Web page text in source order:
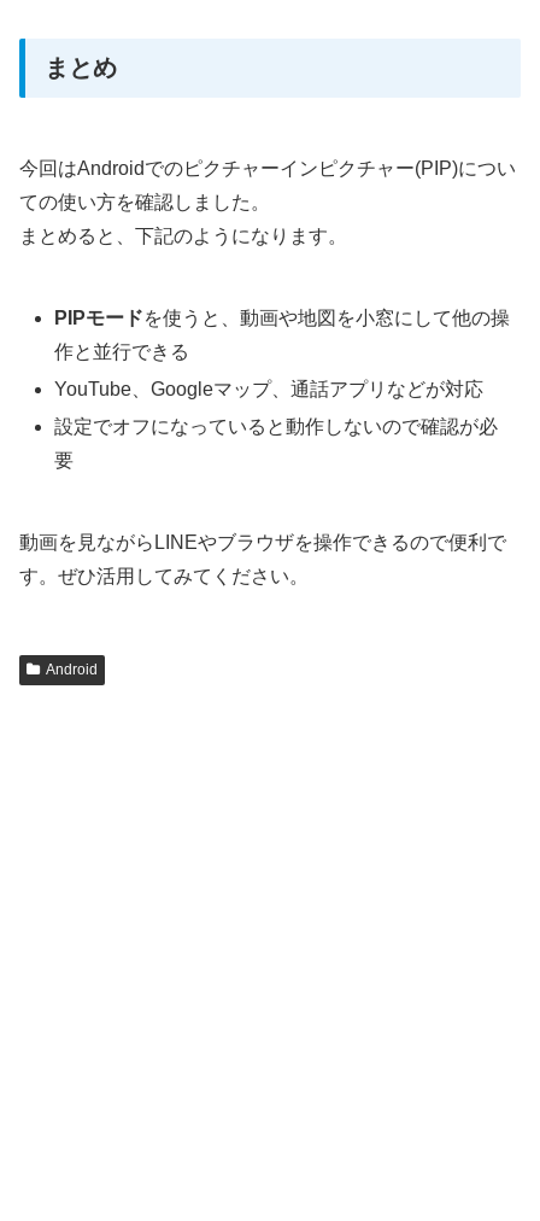
まとめ
今回はAndroidでのピクチャーインピクチャー(PIP)につい
ての使い方を確認しました。
まとめると、下記のようになります。
PIPモードを使うと、動画や地図を小窓にして他の操
作と並行できる
YouTube、Googleマップ、通話アプリなどが対応
設定でオフになっていると動作しないので確認が必
要
動画を見ながらLINEやブラウザを操作できるので便利で
す。ぜひ活用してみてください。
Android